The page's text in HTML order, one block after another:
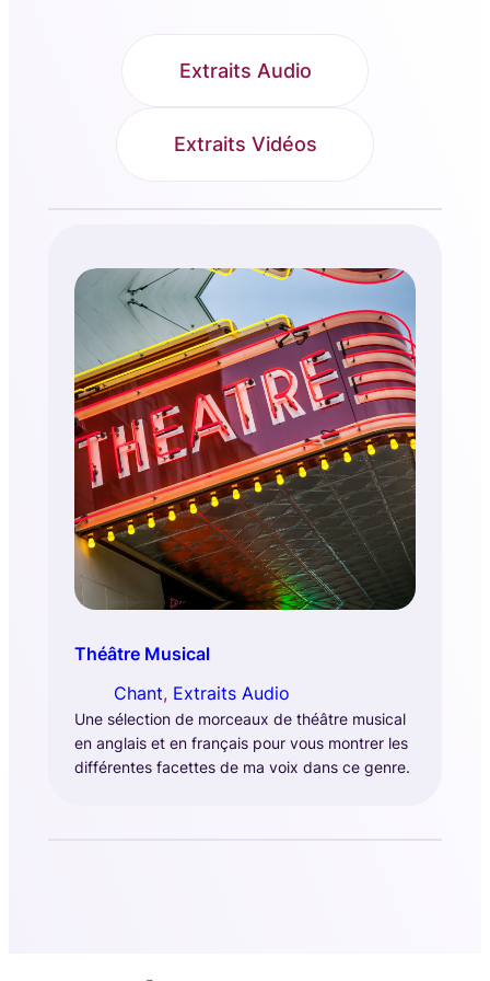
Extraits Audio
Extraits Vidéos
Théâtre Musical
Chant, Extraits Audio
Une sélection de morceaux de théâtre musical
en anglais et en français pour vous montrer les
différentes facettes de ma voix dans ce genre.